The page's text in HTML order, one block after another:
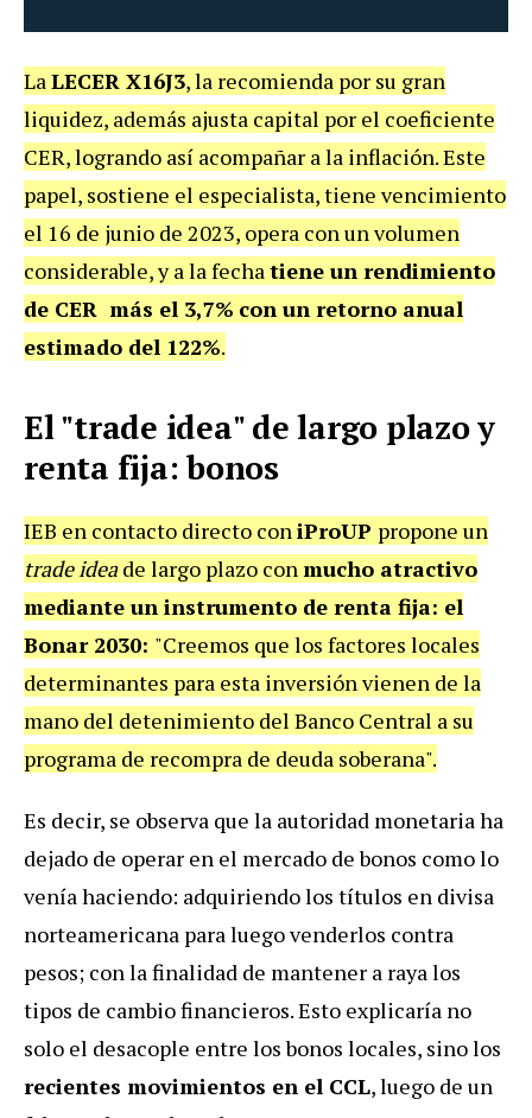
LaLECER X16J3, la recomienda por su gran
liquidez, además ajusta capital por el coeficiente
CER, logrando así acompañar a la inflación. Este
papel, sostiene el especialista, tiene vencimiento
el 16 de junio de 2023, opera con un volumen
considerable, y a la fechatiene un rendimiento
de CER más el 3,7% con un retorno anual
estimado del 122%.
El "trade idea" de largo plazo y
renta fija: bonos
IEB en contacto directo coniProUP propone un
trade ideade largo plazo conmucho atractivo
mediante un instrumento de renta fija: el
Bonar 2030: "Creemos que los factores locales
determinantes para esta inversión vienen de la
mano del detenimiento del Banco Central a su
programa de recompra de deuda soberana".
Es decir, se observa que la autoridad monetaria ha
dejado de operar en el mercado de bonos como lo
venía haciendo: adquiriendo los títulos en divisa
norteamericana para luego venderlos contra
pesos; con la finalidad de mantener a raya los
tipos de cambio financieros. Esto explicaría no
solo el desacople entre los bonos locales, sino los
recientes movimientos en el CCL, luego de un